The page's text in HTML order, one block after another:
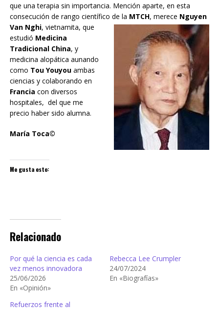
que una terapia sin importancia. Mención aparte, en esta
consecución de rango científico de la MTCH, merece Nguyen
Van Nghi, vietnamita, que
estudió Medicina
Tradicional China, y
medicina alopática aunando
como Tou Youyou ambas
ciencias y colaborando en
Francia con diversos
hospitales, del que me
precio haber sido alumna.
María Toca©
Me gusta esto:
Relacionado
Por qué la ciencia es cada
vez menos innovadora
25/06/2026
En «Opinión»
Rebecca Lee Crumpler
24/07/2024
En «Biografías»
Refuerzos frente al